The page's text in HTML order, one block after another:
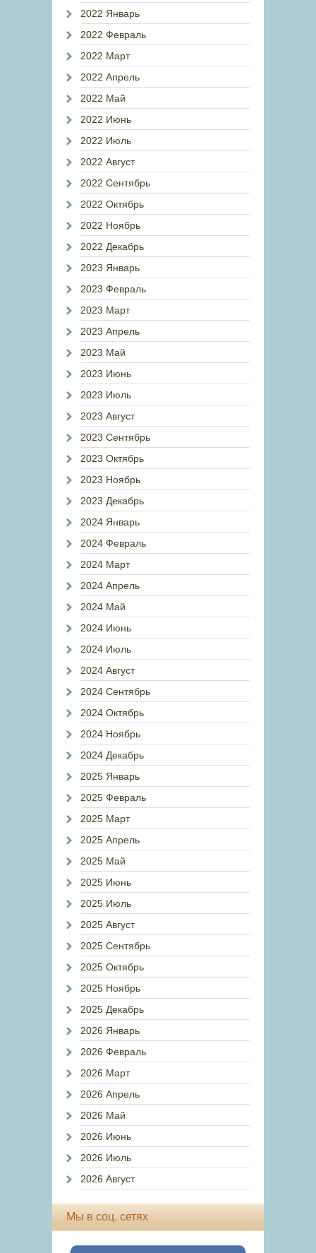
2022 Январь
2022 Февраль
2022 Март
2022 Апрель
2022 Май
2022 Июнь
2022 Июль
2022 Август
2022 Сентябрь
2022 Октябрь
2022 Ноябрь
2022 Декабрь
2023 Январь
2023 Февраль
2023 Март
2023 Апрель
2023 Май
2023 Июнь
2023 Июль
2023 Август
2023 Сентябрь
2023 Октябрь
2023 Ноябрь
2023 Декабрь
2024 Январь
2024 Февраль
2024 Март
2024 Апрель
2024 Май
2024 Июнь
2024 Июль
2024 Август
2024 Сентябрь
2024 Октябрь
2024 Ноябрь
2024 Декабрь
2025 Январь
2025 Февраль
2025 Март
2025 Апрель
2025 Май
2025 Июнь
2025 Июль
2025 Август
2025 Сентябрь
2025 Октябрь
2025 Ноябрь
2025 Декабрь
2026 Январь
2026 Февраль
2026 Март
2026 Апрель
2026 Май
2026 Июнь
2026 Июль
2026 Август
Мы в соц. сетях